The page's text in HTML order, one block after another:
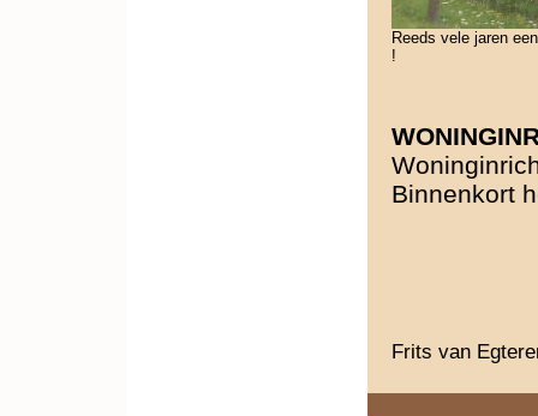
Reeds vele jaren
!
Binnenkort
Frits van